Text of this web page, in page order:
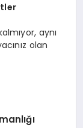
aynı
olan